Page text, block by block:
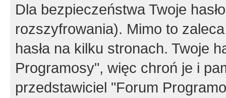
Dla bezpieczeństwa Twoje
rozszyfrowania). Mimo to
hasła na kilku stronach. Twoje
Programosy", więc chroń je i
przedstawiciel "Forum